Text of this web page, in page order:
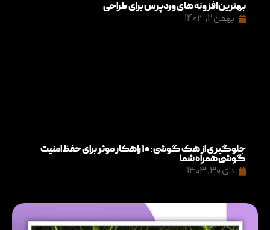
بهترین افزونه های وردپرس برای طراحی
بهمن ۲, ۱۴۰۳
جلوگیری از هک گوشی: ۱۰ راهکار موثر برای حفظ امنیت
گوشی همراه شما
دی ۳۰, ۱۴۰۳